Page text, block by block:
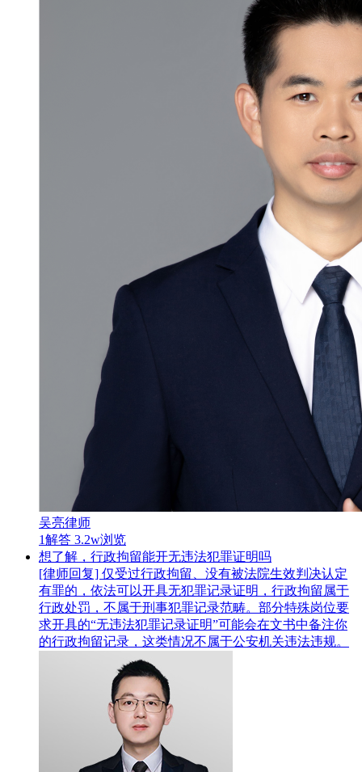
吴亮律师
1解答 3.2w浏览
想了解，行政拘留能开无违法犯罪证明吗
[律师回复] 仅受过行政拘留、没有被法院生效判决认定
有罪的，依法可以开具无犯罪记录证明，行政拘留属于
行政处罚，不属于刑事犯罪记录范畴。部分特殊岗位要
求开具的“无违法犯罪记录证明”可能会在文书中备注你
的行政拘留记录，这类情况不属于公安机关违法违规。